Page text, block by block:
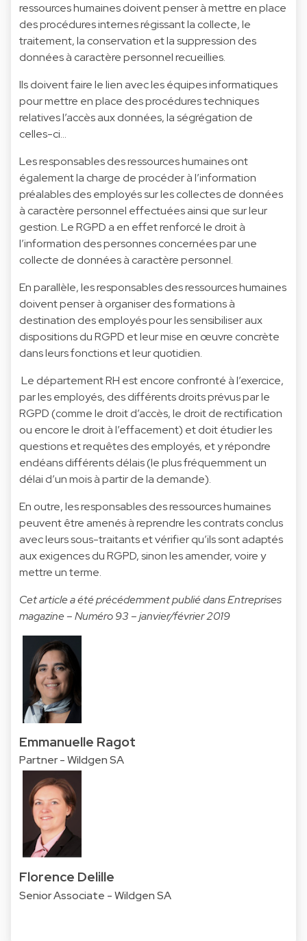
ressources humaines doivent penser à mettre en place
des procédures internes régissant la collecte, le
traitement, la conservation et la suppression des
données à caractère personnel recueillies.
Ils doivent faire le lien avec les équipes informatiques
pour mettre en place des procédures techniques
relatives l’accès aux données, la ségrégation de
celles-ci…
Les responsables des ressources humaines ont
également la charge de procéder à l’information
préalables des employés sur les collectes de données
à caractère personnel effectuées ainsi que sur leur
gestion. Le RGPD a en effet renforcé le droit à
l’information des personnes concernées par une
collecte de données à caractère personnel.
En parallèle, les responsables des ressources humaines
doivent penser à organiser des formations à
destination des employés pour les sensibiliser aux
dispositions du RGPD et leur mise en œuvre concrète
dans leurs fonctions et leur quotidien.
Le département RH est encore confronté à l’exercice,
par les employés, des différents droits prévus par le
RGPD (comme le droit d’accès, le droit de rectification
ou encore le droit à l’effacement) et doit étudier les
questions et requêtes des employés, et y répondre
endéans différents délais (le plus fréquemment un
délai d’un mois à partir de la demande).
En outre, les responsables des ressources humaines
peuvent être amenés à reprendre les contrats conclus
avec leurs sous-traitants et vérifier qu’ils sont adaptés
aux exigences du RGPD, sinon les amender, voire y
mettre un terme.
Cet article a été précédemment publié dans Entreprises
magazine – Numéro 93 – janvier/février 2019
Emmanuelle Ragot
Partner - Wildgen SA
Florence Delille
Senior Associate - Wildgen SA